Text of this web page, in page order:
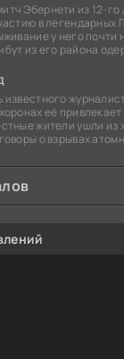
Эбернети из 12-го
в легендарных
у него почти
из его района
её
жители ушли из
о взрывах